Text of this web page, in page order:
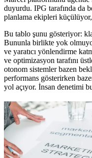
duyurdu. IPG tarafında da
planlama ekipleri küçülüyor,
Bu tablo şunu gösteriyor:
Bununla birlikte yok
ve yaratıcı yönlendirme
ve optimizasyon tarafını
otonom sistemler bazen
performans gösterirken
yol açıyor. İnsan denetimi